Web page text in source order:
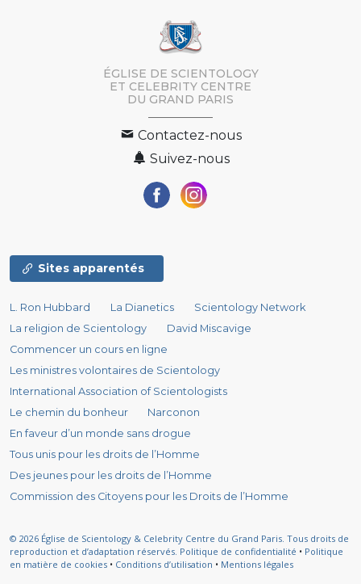
ÉGLISE DE SCIENTOLOGY
ET CELEBRITY CENTRE
DU GRAND PARIS
Contactez-nous
Suivez-nous
Sites apparentés
L. Ron Hubbard La Dianetics
Scientology Network
La religion de Scientology
David Miscavige
Commencer un cours en ligne
Les ministres volontaires de Scientology
International Association of Scientologists
Le chemin du bonheur
Narconon
En faveur d’un monde sans drogue
Tous unis pour les droits de l’Homme
Des jeunes pour les droits de l’Homme
Commission des Citoyens pour les Droits de l’Homme
© 2026 Église de Scientology & Celebrity Centre du Grand Paris. Tous droits de
reproduction et d’adaptation réservés. Politique de confidentialité • Politique
en matière de cookies • Conditions d’utilisation • Mentions légales